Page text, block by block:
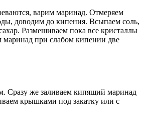
варим маринад. Отмеряем
доводим до кипения. Всыпаем соль,
Размешиваем пока все кристаллы
маринад при слабом кипении две
Сразу же заливаем кипящий маринад
крышками под закатку или с